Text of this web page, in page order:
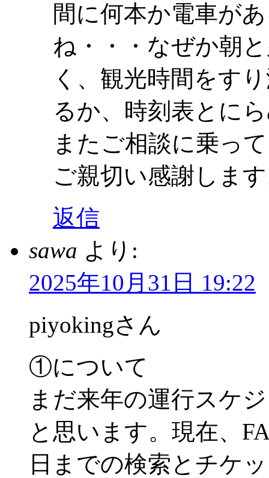
間に何本か電車が
ね・・・なぜか朝
く、観光時間をす
るか、時刻表とに
またご相談に乗っ
ご親切い感謝しま
返信
sawa より:
2025年10月31日 19:22
piyokingさん
①について
まだ来年の運行スケ
と思います。現在、
日までの検索とチケ